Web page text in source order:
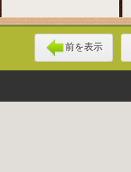
前を表示